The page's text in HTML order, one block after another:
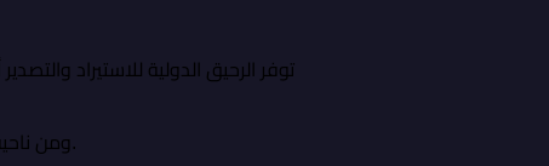
توفر الرحيق الدولية للاستيراد
ومن ناحية أخرى، يساعد هذا التنوع في تلبية احتياجات شريحة واسعة من العملاء وتحقيق مرونة أكبر في النشاط التجاري.